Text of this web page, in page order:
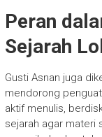
Peran
Sejarah
Gusti Asnan juga
mendorong
aktif menulis,
sejarah agar materi